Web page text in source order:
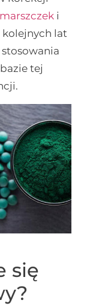
i
kolejnych lat
tej
się